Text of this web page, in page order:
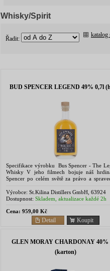
Whisky/Spirit
Řadit:
katalog
BUD SPENCER LEGEND 49% 0,7l
Specifikace výrobku Bus Spencer - The
Whisky V jeho filmech bojuje náš
Spencer po celém světě za právo a
darebáky a...
Výrobce: St.Kilina Distillers GmbH, 63924
Rüdenau, Deutschland
Dostupnost: Skladem, aktualizace každé 2h
Cena: 959,00 Kč
Koupit
Detail
GLEN MORAY CHARDONAY 40%
(karton)